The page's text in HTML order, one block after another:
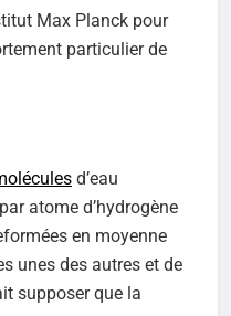
Max Planck pour
particulier de
d’eau
atome d’hydrogène
en moyenne
unes des autres et de
supposer que la